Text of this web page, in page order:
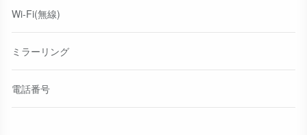
Wi-Fi(無線)
ミラーリング
電話番号